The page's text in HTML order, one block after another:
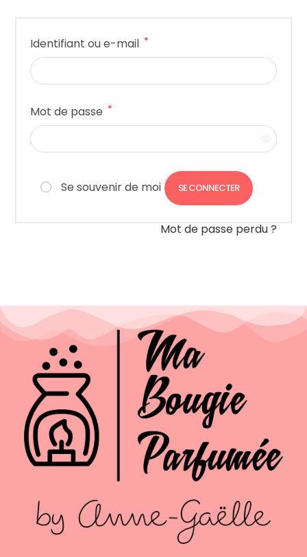
Identifiant ou e-mail *
Mot de passe *
Se souvenir de moi SE CONNECTER
Mot de passe perdu ?